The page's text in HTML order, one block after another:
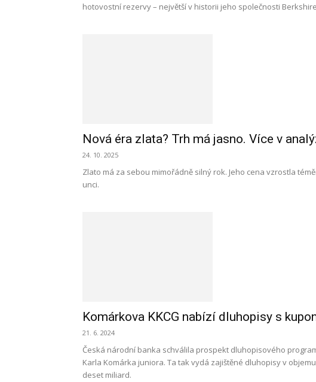
hotovostní rezervy – největší v historii jeho společnosti
Nová éra zlata? Trh má jasno. Více v
24. 10. 2025
Zlato má za sebou mimořádně silný rok. Jeho cena vzrostla
unci.
Komárkova KKCG nabízí dluhopisy s
21. 6. 2024
Česká národní banka schválila prospekt dluhopisového
Karla Komárka juniora. Ta tak vydá zajištěné dluhopisy v
deset miliard.